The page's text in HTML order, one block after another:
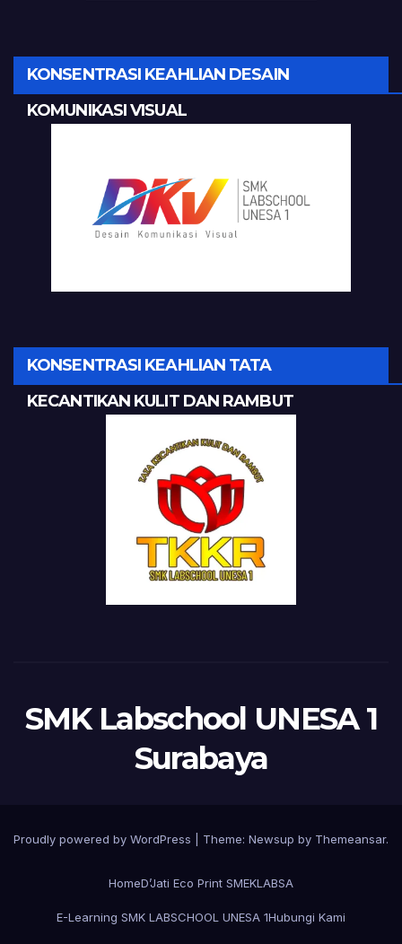
KONSENTRASI KEAHLIAN DESAIN
KOMUNIKASI VISUAL
KONSENTRASI KEAHLIAN TATA
KECANTIKAN KULIT DAN RAMBUT
SMK Labschool UNESA 1
Surabaya
Proudly powered by WordPress Theme: Newsup by Themeansar.
HomeD’Jati Eco Print SMEKLABSA
E-Learning SMK LABSCHOOL UNESA 1Hubungi Kami